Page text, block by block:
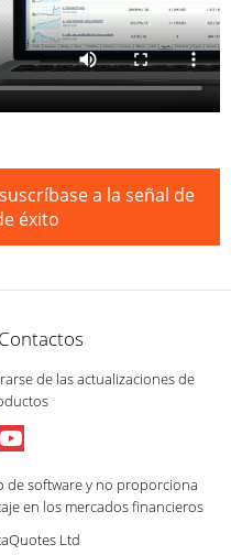
a la señal de
éxito
Contactos
de las actualizaciones de
de software y no proporciona
en los mercados financieros
Ltd